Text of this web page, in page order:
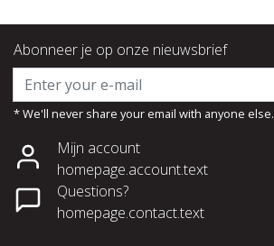
Abonneer je op onze nieuwsbrief
* We'll never share your email with anyone else.
Mijn account
homepage.account.text
Questions?
homepage.contact.text